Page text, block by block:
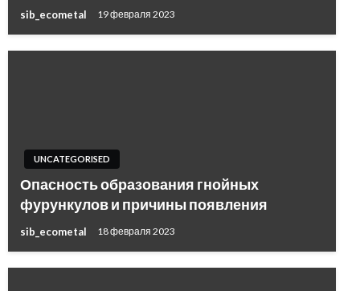
sib_ecometal 19 февраля 2023
UNCATEGORISED
Опасность образования гнойных
фурункулов и причины появления
sib_ecometal 18 февраля 2023